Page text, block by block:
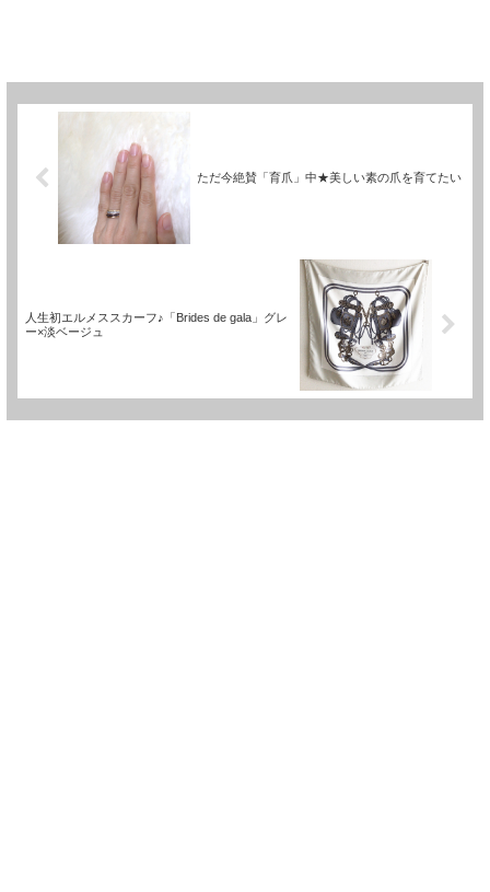
ただ今絶賛「育爪」中★美しい素の爪を育てたい
人生初エルメススカーフ♪「Brides de gala」グレ
ー×淡ベージュ